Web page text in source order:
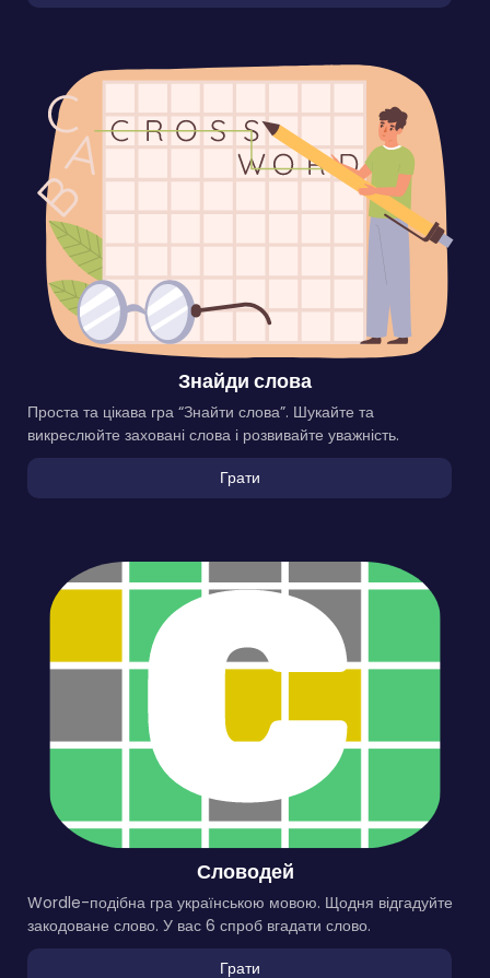
Знайди слова
Проста та цікава гра “Знайти слова”. Шукайте та
викреслюйте заховані слова і розвивайте уважність.
Грати
Словодей
Wordle-подібна гра українською мовою. Щодня відгадуйте
закодоване слово. У вас 6 спроб вгадати слово.
Грати